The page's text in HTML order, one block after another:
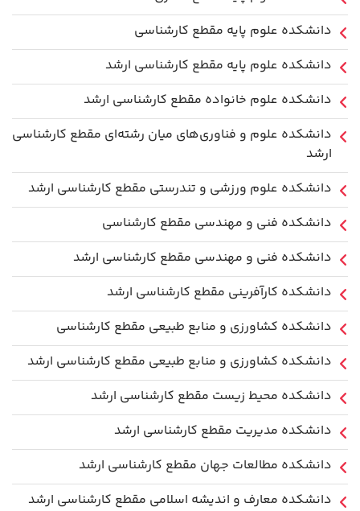
دانشکده علوم پایه مقطع کارشناسی
دانشکده علوم پایه مقطع کارشناسی ارشد
دانشکده علوم خانواده مقطع کارشناسی ارشد
دانشکده علوم و فناوری‌های میان رشته‌ای مقطع کارشناسی
ارشد
دانشکده علوم ورزشی و تندرستی مقطع کارشناسی ارشد
دانشکده فنی و مهندسی مقطع کارشناسی
دانشکده فنی و مهندسی مقطع کارشناسی ارشد
دانشکده کارآفرینی مقطع کارشناسی ارشد
دانشکده کشاورزی و منابع طبیعی مقطع کارشناسی
دانشکده کشاورزی و منابع طبیعی مقطع کارشناسی ارشد
دانشکده محیط زیست مقطع کارشناسی ارشد
دانشکده مدیریت مقطع کارشناسی ارشد
دانشکده مطالعات جهان مقطع کارشناسی ارشد
دانشکده معارف و اندیشه اسلامی مقطع کارشناسی ارشد